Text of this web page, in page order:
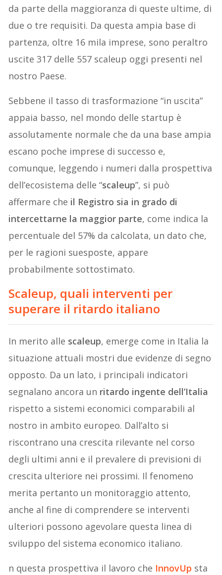
da parte della maggioranza di queste ultime, di
due o tre requisiti. Da questa ampia base di
partenza, oltre 16 mila imprese, sono peraltro
uscite 317 delle 557 scaleup oggi presenti nel
nostro Paese.
Sebbene il tasso di trasformazione “in uscita”
appaia basso, nel mondo delle startup è
assolutamente normale che da una base ampia
escano poche imprese di successo e,
comunque, leggendo i numeri dalla prospettiva
dell’ecosistema delle “scaleup”, si può
affermare che il Registro sia in grado di
intercettarne la maggior parte, come indica la
percentuale del 57% da calcolata, un dato che,
per le ragioni suesposte, appare
probabilmente sottostimato.
Scaleup, quali interventi per
superare il ritardo italiano
In merito alle scaleup, emerge come in Italia la
situazione attuali mostri due evidenze di segno
opposto. Da un lato, i principali indicatori
segnalano ancora un ritardo ingente dell’Italia
rispetto a sistemi economici comparabili al
nostro in ambito europeo. Dall’alto si
riscontrano una crescita rilevante nel corso
degli ultimi anni e il prevalere di previsioni di
crescita ulteriore nei prossimi. Il fenomeno
merita pertanto un monitoraggio attento,
anche al fine di comprendere se interventi
ulteriori possono agevolare questa linea di
sviluppo del sistema economico italiano.
n questa prospettiva il lavoro che InnovUp sta